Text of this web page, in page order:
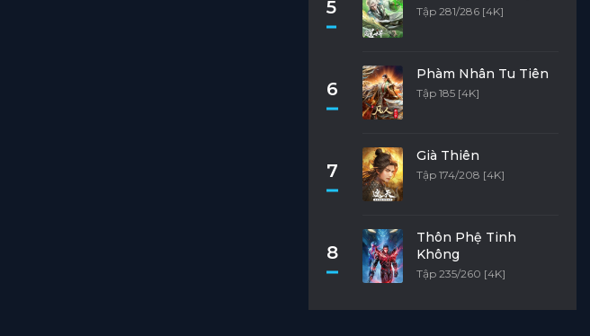
5 Tập 281/286 [4K]
6
Phàm Nhân Tu Tiên
Tập 185 [4K]
7
Già Thiên
Tập 174/208 [4K]
8
Thôn Phệ Tinh
Không
Tập 235/260 [4K]